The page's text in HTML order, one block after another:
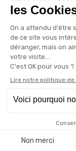
Santé &
Santé &